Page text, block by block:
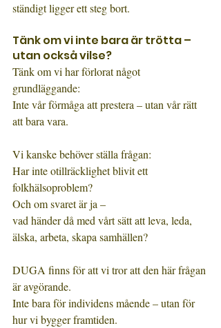
ständigt ligger ett steg bort.
Tänk om vi inte bara är trötta –
utan också vilse?
Tänk om vi har förlorat något
grundläggande:
Inte vår förmåga att prestera – utan vår rätt
att bara vara.
Vi kanske behöver ställa frågan:
Har inte otillräcklighet blivit ett
folkhälsoproblem?
Och om svaret är ja –
vad händer då med vårt sätt att leva, leda,
älska, arbeta, skapa samhällen?
DUGA finns för att vi tror att den här frågan
är avgörande.
Inte bara för individens mående – utan för
hur vi bygger framtiden.